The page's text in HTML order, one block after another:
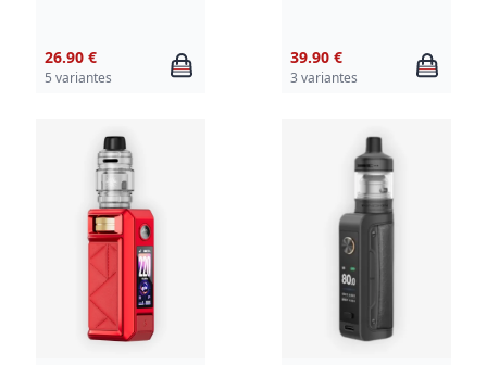
26.90 €
5 variantes
39.90 €
3 variantes